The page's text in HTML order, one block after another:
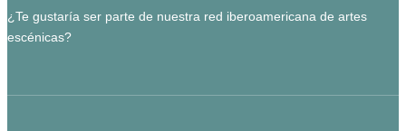
¿Te gustaría ser parte de nuestra red iberoamericana de artes
escénicas?